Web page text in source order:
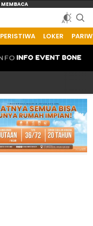
PERISTIWA LOKER